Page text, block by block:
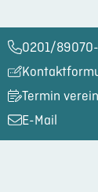
0201/
Termin
E-Mail